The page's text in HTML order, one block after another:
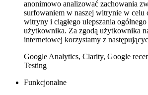
anonimowo analizować zachowania
surfowaniem w naszej witrynie w celu
witryny i ciągłego ulepszania
użytkownika. Za zgodą użytkownika
internetowej korzystamy z
Google Analytics, Clarity, Google
Testing
Funkcjonalne